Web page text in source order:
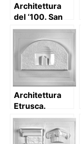
Architettura
del ‘100. San
Lorenzo in
Lucina (Roma):
prospetto con
descrizione
Architettura
Etrusca.
Tomba a
pseudocupola:
sezione